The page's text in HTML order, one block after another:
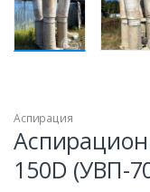
Аспирация
150D (УВП-